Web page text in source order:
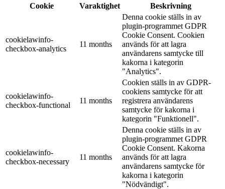
Cookie
Varaktighet Beskrivning
cookielawinfo-
checkbox-analytics
11 months
Denna cookie ställs in av
plugin-programmet GDPR
Cookie Consent. Cookien
används för att lagra
användarens samtycke till
kakorna i kategorin
"Analytics".
cookielawinfo-
checkbox-functional
11 months
Cookien ställs in av GDPR-
cookiens samtycke för att
registrera användarens
samtycke för kakorna i
kategorin "Funktionell".
cookielawinfo-
checkbox-necessary
11 months
Denna cookie ställs in av
plugin-programmet GDPR
Cookie Consent. Kakorna
används för att lagra
användarens samtycke för
kakorna i kategorin
"Nödvändigt".